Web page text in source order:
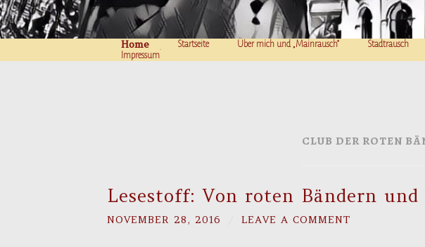
Home Startseite Über mich und „Mainrausch“ Stadtrausch
Impressum
CLUB DER ROTEN
Lesestoff: Von roten Bändern
NOVEMBER 28, 2016 LEAVE A COMMENT